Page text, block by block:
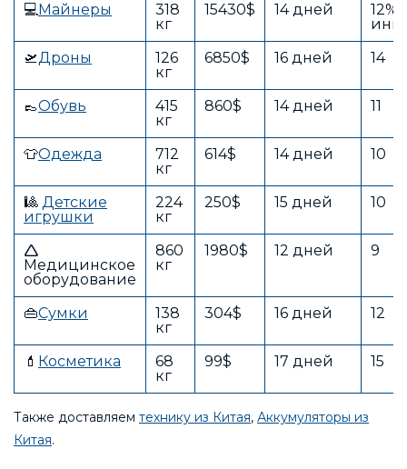
💻Майнеры
318
кг
15430$ 14 дней
12%
🛫Дроны
126
кг
6850$ 16 дней 14
👞Обувь
415
кг
860$ 14 дней 11
👕Одежда
712
кг
614$ 14 дней 10
🎱 Детские
игрушки
224
кг
250$ 15 дней 10
🛆
Медицинское
оборудование
860
кг
1980$ 12 дней 9
👜Сумки
138
кг
304$ 16 дней 12
💄 Косметика
68
кг
99$ 17 дней 15
Также доставляем технику из Китая, Аккумуляторы из
Китая.